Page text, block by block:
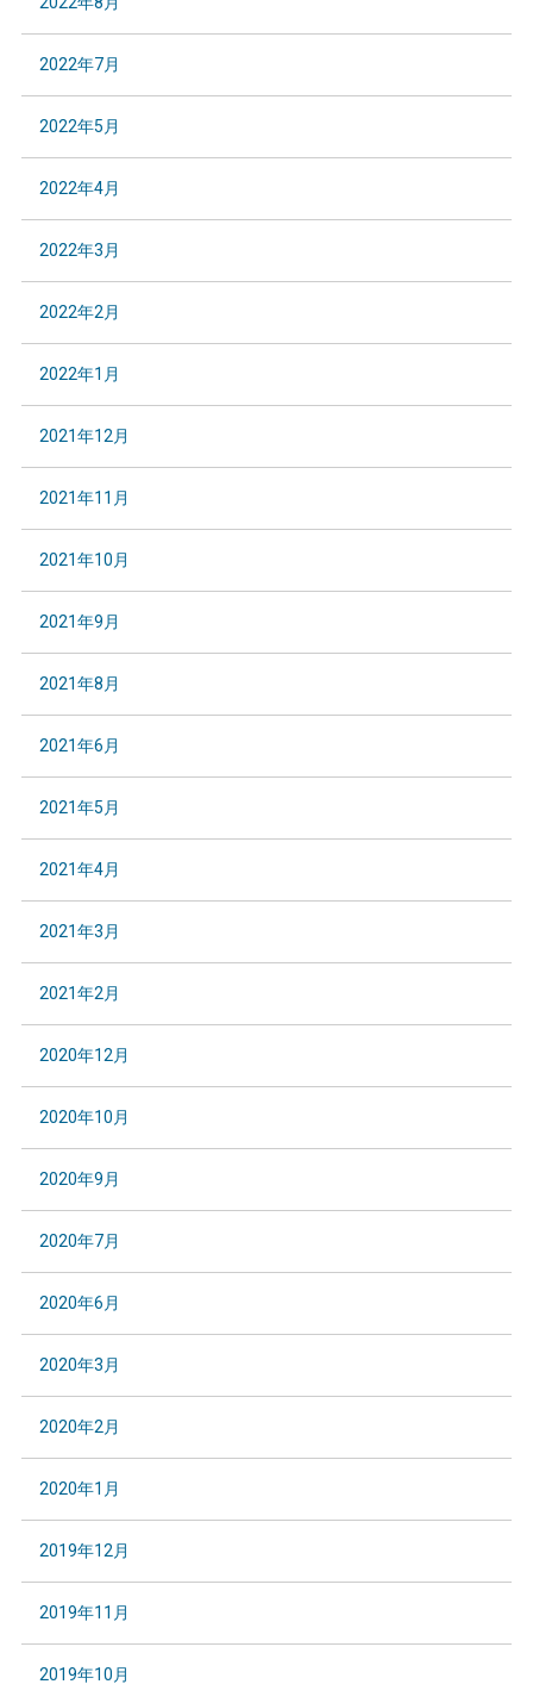
2022年7月
2022年5月
2022年4月
2022年3月
2022年2月
2022年1月
2021年12月
2021年11月
2021年10月
2021年9月
2021年8月
2021年6月
2021年5月
2021年4月
2021年3月
2021年2月
2020年12月
2020年10月
2020年9月
2020年7月
2020年6月
2020年3月
2020年2月
2020年1月
2019年12月
2019年11月
2019年10月